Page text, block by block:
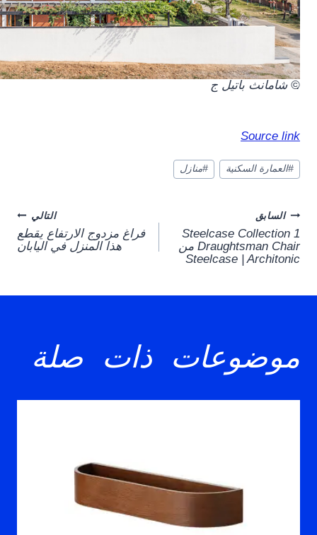
© شامانث باتيل ج
.
Source link
وسوم
المقال:
#العمارة السكنية #منازل
Post
navigation
السابق
Steelcase Collection 1
Draughtsman Chair من
Steelcase | Architonic
التالي
فراغ مزدوج الارتفاع يقطع
هذا المنزل في اليابان
موضوعات ذات صلة